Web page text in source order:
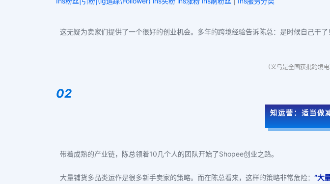
这无疑为卖家们提供了一个很好的创业机会。多年的跨境经验告诉陈总：是时候自己干了
（义乌是全国获批跨境
02
知运营：适当做
带着成熟的产业链，陈总领着10几个人的团队开始了Shopee创业之路。
大量铺货多品类运作是很多新手卖家的策略。而在陈总看来，这样的策略非常危险： “大